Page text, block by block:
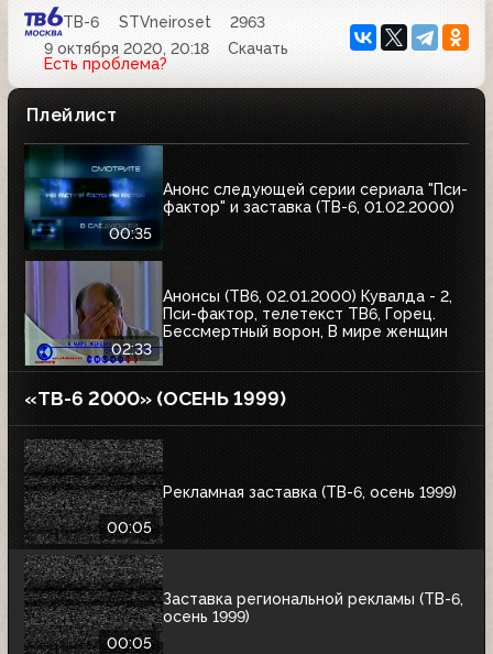
ТВ-6 STVneiroset
2963
9 октября 2020, 20:18
Скачать
Есть проблема?
Плейлист
00:35
Анонс следующей серии сериала "Пси-
фактор" и заставка (ТВ-6, 01.02.2000)
02:33
Анонсы (ТВ6, 02.01.2000) Кувалда - 2,
Пси-фактор, телетекст ТВ6, Горец.
Бессмертный ворон, В мире женщин
«ТВ-6 2000» (ОСЕНЬ 1999)
00:05
Рекламная заставка (ТВ-6, осень 1999)
00:05
Заставка региональной рекламы (ТВ-6,
осень 1999)